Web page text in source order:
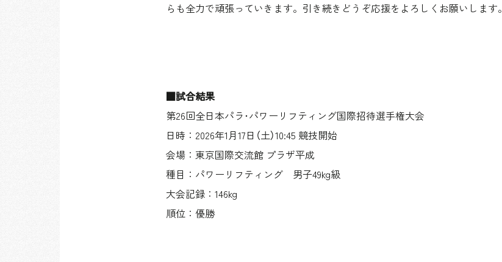
らも全力で頑張っていきます。引き続きどうぞ応援をよろしくお願いします。
■試合結果
第26回全日本パラ･パワーリフティング国際招待選手権大会
日時：2026年1月17日（土）10:45 競技開始
会場：東京国際交流館 プラザ平成
種目：パワーリフティング 男子49kg級
大会記録：146kg
順位：優勝